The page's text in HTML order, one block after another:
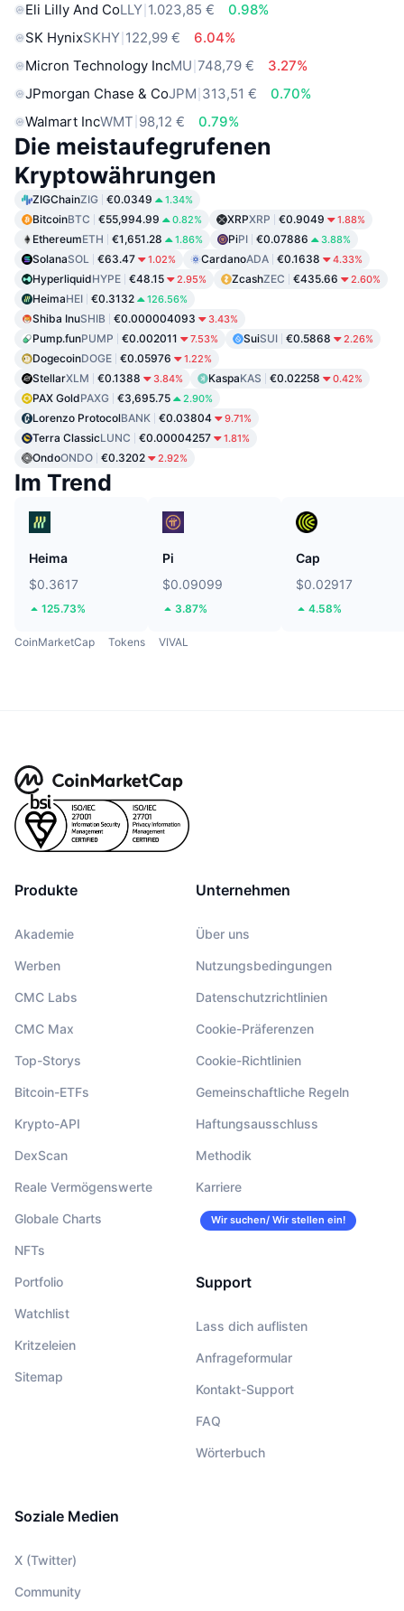
Eli Lilly And CoLLY 1.023,85 €
0.98%
SK HynixSKHY 122,99 €
6.04%
Micron Technology IncMU 748,79 €
3.27%
JPmorgan Chase & CoJPM 313,51 €
0.70%
Walmart IncWMT 98,12 € 0.79%
Die meistaufegrufenen
Kryptowährungen
ZIGChainZIG €0.0349 1.34%
BitcoinBTC €55,994.99 0.82% XRPXRP €0.9049 1.88%
EthereumETH €1,651.28 1.86% PiPI €0.07886 3.88%
SolanaSOL €63.47 1.02% CardanoADA €0.1638 4.33%
HyperliquidHYPE €48.15 2.95% ZcashZEC €435.66 2.60%
HeimaHEI €0.3132 126.56%
Shiba InuSHIB €0.000004093 3.43%
Pump.funPUMP €0.002011 7.53% SuiSUI €0.5868 2.26%
DogecoinDOGE €0.05976 1.22%
StellarXLM €0.1388 3.84% KaspaKAS €0.02258 0.42%
PAX GoldPAXG €3,695.75 2.90%
Lorenzo ProtocolBANK €0.03804 9.71%
Terra ClassicLUNC €0.00004257 1.81%
OndoONDO €0.3202 2.92%
Im Trend
Heima
$0.3617
125.73%
Pi
$0.09099
3.87%
Cap
$0.02917
4.58%
CoinMarketCap Tokens VIVAL
Produkte
Akademie
Werben
CMC Labs
CMC Max
Top-Storys
Bitcoin-ETFs
Krypto-API
DexScan
Reale Vermögenswerte
Globale Charts
NFTs
Portfolio
Watchlist
Kritzeleien
Sitemap
Unternehmen
Über uns
Nutzungsbedingungen
Datenschutzrichtlinien
Cookie-Präferenzen
Cookie-Richtlinien
Gemeinschaftliche Regeln
Haftungsausschluss
Methodik
Karriere
Wir suchen/ Wir stellen ein!
Support
Lass dich auflisten
Anfrageformular
Kontakt-Support
FAQ
Wörterbuch
Soziale Medien
X (Twitter)
Community